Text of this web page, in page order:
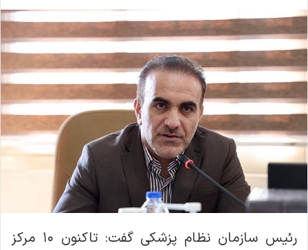
ی
ی
رئیس سازمان نظام پزشکی گفت: تاکنون ۱۰ مرکز